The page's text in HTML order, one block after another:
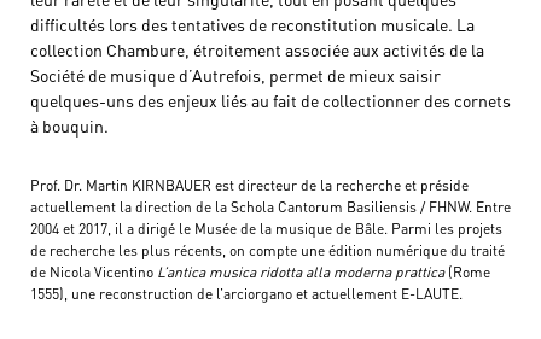
difficultés lors des tentatives de reconstitution musicale. La
collection Chambure, étroitement associée aux activités de la
Société de musique d’Autrefois, permet de mieux saisir
quelques-uns des enjeux liés au fait de collectionner des cornets
à bouquin.
Prof. Dr. Martin KIRNBAUER est directeur de la recherche et préside
actuellement la direction de la Schola Cantorum Basiliensis / FHNW. Entre
2004 et 2017, il a dirigé le Musée de la musique de Bâle. Parmi les projets
de recherche les plus récents, on compte une édition numérique du traité
de Nicola Vicentino L’antica musica ridotta alla moderna prattica(Rome
1555), une reconstruction de l’arciorgano et actuellement E-LAUTE.